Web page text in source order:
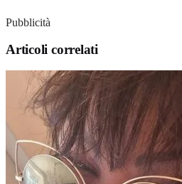
Pubblicità
Articoli correlati